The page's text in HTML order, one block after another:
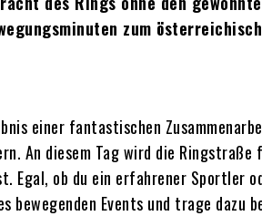
zum
einer fantastischen
An diesem Tag wird die Ringstraße
Egal, ob du ein erfahrener Sportler
bewegenden Events und trage dazu